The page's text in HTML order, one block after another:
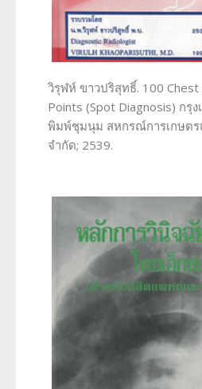
วิรุฬห์ ขาวปริสุทธิ์. 100 Chest
Points (Spot Diagnosis) กรุ
พิมพ์ชุมนุม สหกรณ์การเกษตร
จำกัด; 2539.